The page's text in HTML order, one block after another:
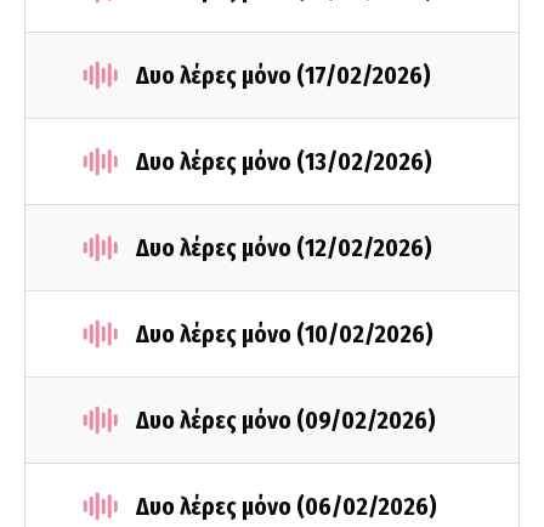
Δυο λέρες μόνο (17/02/2026)
Δυο λέρες μόνο (13/02/2026)
Δυο λέρες μόνο (12/02/2026)
Δυο λέρες μόνο (10/02/2026)
Δυο λέρες μόνο (09/02/2026)
Δυο λέρες μόνο (06/02/2026)